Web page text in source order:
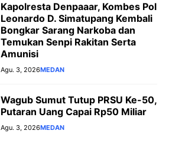
Kapolresta Denpaaar, Kombes Pol
Leonardo D. Simatupang Kembali
Bongkar Sarang Narkoba dan
Temukan Senpi Rakitan Serta
Amunisi
Agu. 3, 2026MEDAN
Wagub Sumut Tutup PRSU Ke-50,
Putaran Uang Capai Rp50 Miliar
Agu. 3, 2026MEDAN